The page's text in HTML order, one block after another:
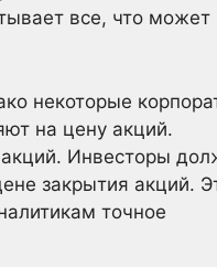
все, что может
некоторые
на цену акций.
акций. Инвесторы
закрытия акций.
точное